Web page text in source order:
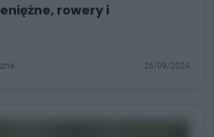
rowery i
26/09/2024